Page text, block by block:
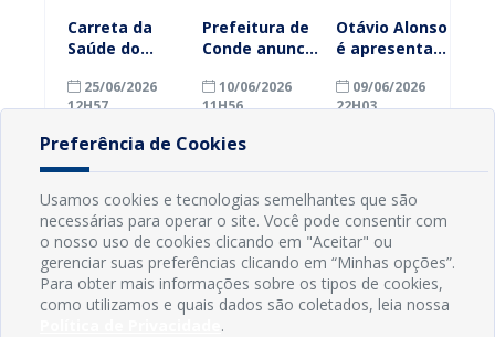
Carreta da
Saúde do
Federal chega
a Conde para
realizar
tomografias e
reduzir fila de
espera do SUS
25/06/2026
12H57
Prefeitura de
Conde anuncia
primeira
parcela do 13º
salário dos
servidores
para o dia 19
de junho
10/06/2026
11H56
Otávio Alonso
é apresentado
secretário de
Administração
09/06/2026
22H03
Preferência de Cookies
Usamos cookies e tecnologias semelhantes que são
necessárias para operar o site. Você pode consentir com
o nosso uso de cookies clicando em "Aceitar" ou
gerenciar suas preferências clicando em “Minhas opções”.
Para obter mais informações sobre os tipos de cookies,
como utilizamos e quais dados são coletados, leia nossa
.